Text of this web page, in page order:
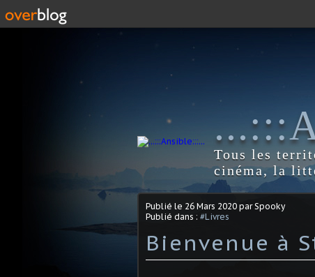
Tous les
cinéma, la
Publié le 26 Mars 2020 par Spooky
Publié dans : #Livres
Bienvenue à